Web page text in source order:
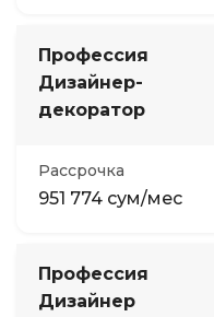
Профессия
Дизайнер-
декоратор
Рассрочка
951 774 сум/мес
Профессия
Дизайнер